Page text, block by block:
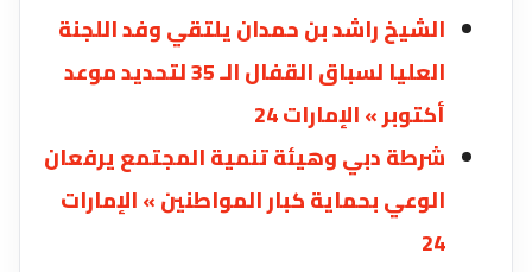
الشيخ راشد بن حمدان يلتقي وفد اللجنة
العليا لسباق القفال الـ 35 لتحديد موعد
أكتوبر » الإمارات 24
شرطة دبي وهيئة تنمية المجتمع يرفعان
الوعي بحماية كبار المواطنين » الإمارات
24